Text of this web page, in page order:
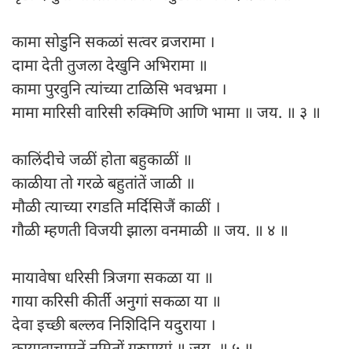
कामा सोडुनि सकळां सत्वर व्रजरामा ।
दामा देती तुजला देखुनि अभिरामा ॥
कामा पुरवुनि त्यांच्या टाळिसि भवभ्रमा ।
मामा मारिसी वारिसी रुक्मिणि आणि भामा ॥ जय. ॥ ३ ॥
कालिंदीचे जळीं होता बहुकाळीं ॥
काळीया तो गरळे बहुतांतें जाळी ॥
मौळी त्याच्या रगडति मर्दिसिजैं काळीं ।
गौळी म्हणती विजयी झाला वनमाळी ॥ जय. ॥ ४ ॥
मायावेषा धरिसी त्रिजगा सकळा या ॥
गाया करिसी कीर्ती अनुगां सकळा या ॥
देवा इच्छी बल्लव निशिदिनि यदुराया ।